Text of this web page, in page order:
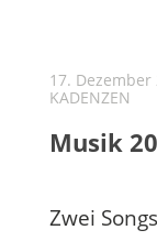
17. Dezember
KADENZEN
Musik
Zwei